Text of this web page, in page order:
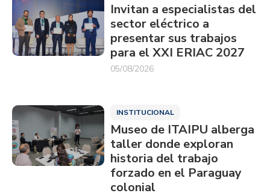
Invitan a especialistas del
sector eléctrico a
presentar sus trabajos
para el XXI ERIAC 2027
05/08/2026
INSTITUCIONAL
Museo de ITAIPU alberga
taller donde exploran
historia del trabajo
forzado en el Paraguay
colonial